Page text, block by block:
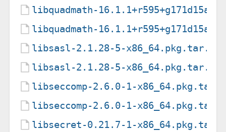
libquadmath-
libquadmath-
libsasl-2.1.28-5-x86_64.pkg.tar.zst
libsasl-2.1.28-5-
libseccomp-2.6.0-1-
libseccomp-2.6.0-1-
libsecret-0.21.7-1-